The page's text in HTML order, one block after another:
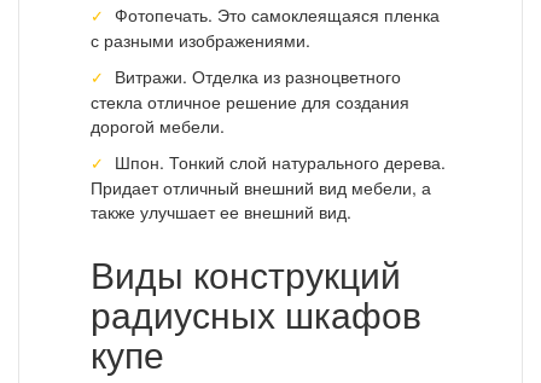
Фотопечать. Это самоклеящаяся пленка
с разными изображениями.
Витражи. Отделка из разноцветного
стекла отличное решение для создания
дорогой мебели.
Шпон. Тонкий слой натурального дерева.
Придает отличный внешний вид мебели, а
также улучшает ее внешний вид.
Виды конструкций
радиусных шкафов
купе